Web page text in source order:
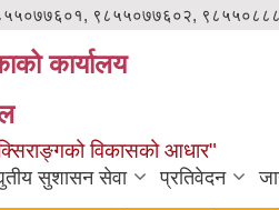
९८५५०७७६०२,
कार्यालय
विकासको आधार"
सुशासन सेवा प्रतिवेदन